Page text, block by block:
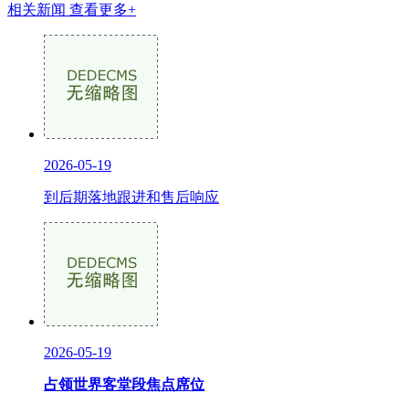
相关新闻 查看更多+
2026-05-19
到后期落地跟进和售后响应
2026-05-19
占领世界客堂段焦点席位